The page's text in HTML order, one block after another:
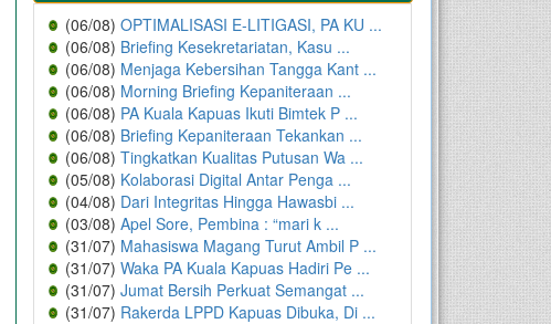
(06/08) OPTIMALISASI E-LITIGASI, PA KU ...
(06/08) Briefing Kesekretariatan, Kasu ...
(06/08) Menjaga Kebersihan Tangga Kant ...
(06/08) Morning Briefing Kepaniteraan ...
(06/08) PA Kuala Kapuas Ikuti Bimtek P ...
(06/08) Briefing Kepaniteraan Tekankan ...
(06/08) Tingkatkan Kualitas Putusan Wa ...
(05/08) Kolaborasi Digital Antar Penga ...
(04/08) Dari Integritas Hingga Hawasbi ...
(03/08) Apel Sore, Pembina : “mari k ...
(31/07) Mahasiswa Magang Turut Ambil P ...
(31/07) Waka PA Kuala Kapuas Hadiri Pe ...
(31/07) Jumat Bersih Perkuat Semangat ...
(31/07) Rakerda LPPD Kapuas Dibuka, Di ...